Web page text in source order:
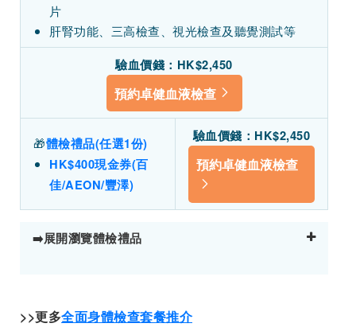
片
肝腎功能、三高檢查、視光檢查及聽覺測試等
驗血價錢： HK$2,450
預約卓健血液檢查
🎁體檢禮品(任選1份)
HK$400現金券(百
佳/AEON/豐澤)
驗血價錢： HK$2,450
預約卓健血液檢查
➡️展開瀏覽體檢禮品
>>更多全面身體檢查套餐推介